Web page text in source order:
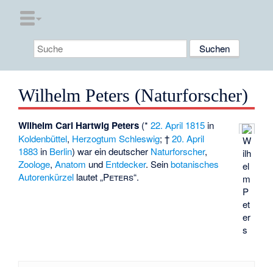
Wilhelm Peters (Naturforscher)
W
ilh
el
m
P
et
er
s
Wilhelm Carl Hartwig Peters (*22. April 1815 in
Koldenbüttel, Herzogtum Schleswig; †20. April
1883 in Berlin) war ein deutscher Naturforscher,
Zoologe,Anatom und Entdecker. Seinbotanisches
Autorenkürzel lautet „Peters“.